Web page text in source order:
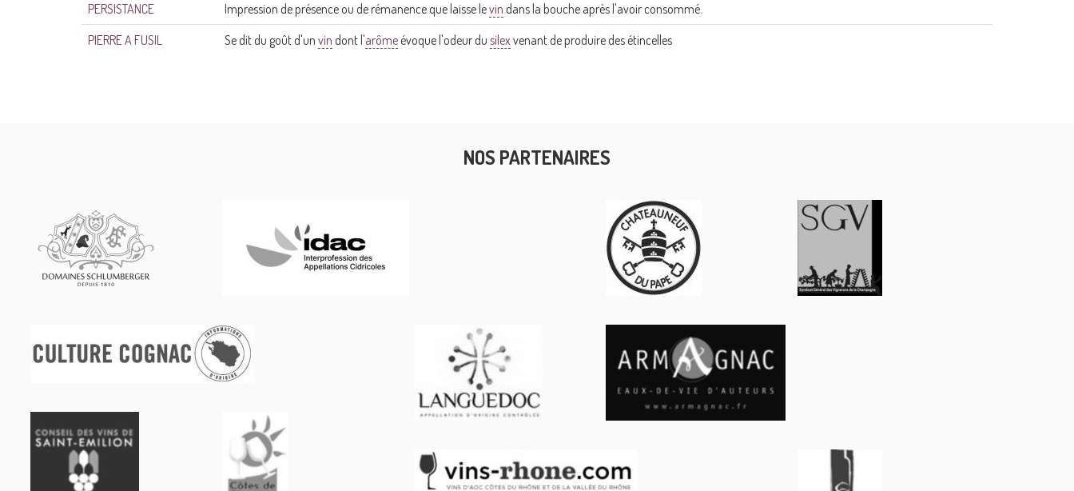
PERSISTANCE
Impression de présence ou de rémanence que laisse levin dans la bouche après l'avoir consommé.
PIERRE A FUSIL
Se dit du goût d'un vin dont l'arôme évoque l'odeur du silex venant de produire des étincelles
NOS PARTENAIRES